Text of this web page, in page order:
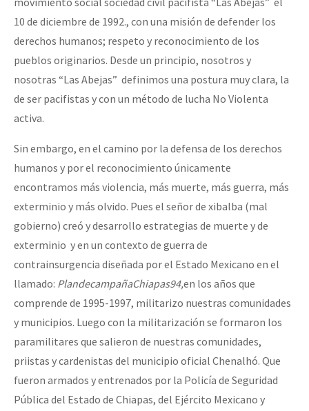
10 de diciembre de 1992., con una misión de defender los
derechos humanos; respeto y reconocimiento de los
pueblos originarios. Desde un principio, nosotros y
nosotras “Las Abejas” definimos una postura muy clara, la
de ser pacifistas y con un método de lucha No Violenta
activa.
Sin embargo, en el camino por la defensa de los derechos
humanos y por el reconocimiento únicamente
encontramos más violencia, más muerte, más guerra, más
exterminio y más olvido. Pues el señor de xibalba (mal
gobierno) creó y desarrollo estrategias de muerte y de
exterminio y en un contexto de guerra de
contrainsurgencia diseñada por el Estado Mexicano en el
llamado: PlandecampañaChiapas94,en los años que
comprende de 1995-1997, militarizo nuestras comunidades
y municipios. Luego con la militarización se formaron los
paramilitares que salieron de nuestras comunidades,
priistas y cardenistas del municipio oficial Chenalhó. Que
fueron armados y entrenados por la Policía de Seguridad
Pública del Estado de Chiapas, del Ejército Mexicano y